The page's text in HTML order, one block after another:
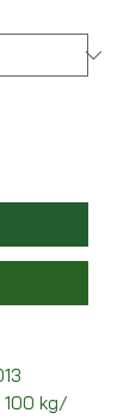
100 kg/